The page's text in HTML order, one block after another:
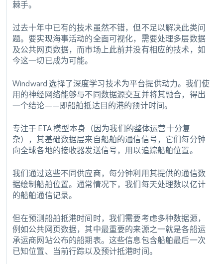
棘手。
过去十年中已有的技术虽然不错，但不足以解决此类问
题。要实现海事活动的全面可视化，需要处理多层数据
及公共网页数据，而市场上此前并没有相应的技术，如
今这一切已成为可能。
Windward 选择了深度学习技术为平台提供动力。我们使
用的神经网络能够与不同数据源交互并将其融合，得出
一个结论——即船舶抵达目的港的预计时间。
专注于 ETA 模型本身（因为我们的整体运营十分复
杂），其基础数据层来自船舶的通信信号，它们每分钟
向全球各地的接收器发送信号，用以追踪船舶位置。
我们通过这些不同供应商，每分钟利用其提供的通信数
据绘制船舶位置。通常情况下，我们每天处理数以亿计
的船舶通信记录。
但在预测船舶抵港时间时，我们需要考虑多种数据源，
例如公共网页数据，其中最重要的来源之一就是各船运
承运商网站公布的船期表。这些信息包含船舶最后一次
已知位置、当前行踪以及预计抵港时间。